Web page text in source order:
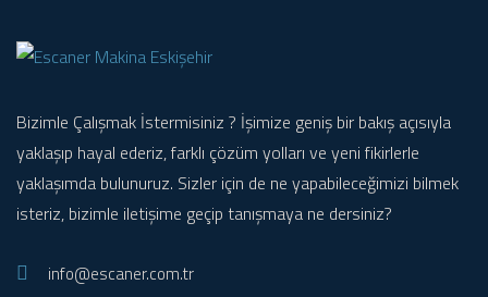
Bizimle Çalışmak İstermisiniz ? İşimize geniş bir bakış açısıyla
yaklaşıp hayal ederiz, farklı çözüm yolları ve yeni fikirlerle
yaklaşımda bulunuruz. Sizler için de ne yapabileceğimizi bilmek
isteriz, bizimle iletişime geçip tanışmaya ne dersiniz?
info@escaner.com.tr